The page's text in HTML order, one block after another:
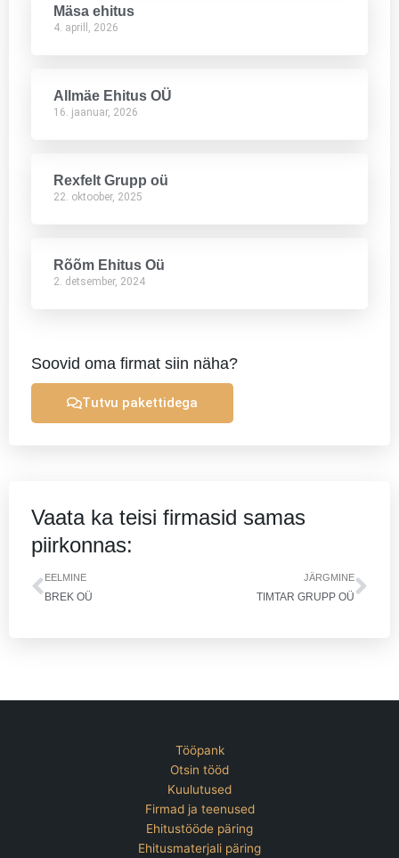
Mäsa ehitus
4. aprill, 2026
Allmäe Ehitus OÜ
16. jaanuar, 2026
Rexfelt Grupp oü
22. oktoober, 2025
Rõõm Ehitus Oü
2. detsember, 2024
Soovid oma firmat siin näha?
Tutvu pakettidega
Vaata ka teisi firmasid samas
piirkonnas:
Prev
EELMINE
BREK OÜ
JÄRGMINE
TIMTAR GRUPP OÜ
Tööpank
Otsin tööd
Kuulutused
Firmad ja teenused
Ehitustööde päring
Ehitusmaterjali päring